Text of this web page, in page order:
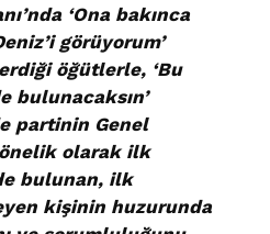
‘Ona bakınca
görüyorum’
öğütlerle, ‘Bu
bulunacaksın’
partinin Genel
olarak ilk
bulunan, ilk
kişinin huzurunda